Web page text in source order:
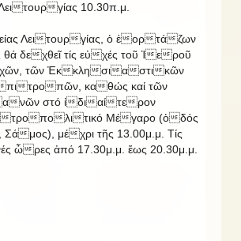
τουργίας 10.30π.μ.
Λειτουργίας, ὁ ἑορτάζων
δεχθεῖ τίς εὐχές τοῦ Ἱεροῦ
τῶν Ἐκκλησιαστικῶν
πιτροπῶν, καθώς καί τῶν
νῶν στό ἰδιαίτερον
τροπολιτικό Μέγαρο (ὁδός
μος), μέχρι τῆς 13.00μ.μ. Τίς
ὧρες ἀπό 17.30μ.μ. ἕως 20.30μ.μ.